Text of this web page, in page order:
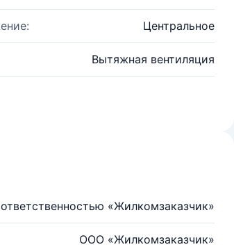
Центральное
Вытяжная вентиляция
«Жилкомзаказчик»
ООО «Жилкомзаказчик»